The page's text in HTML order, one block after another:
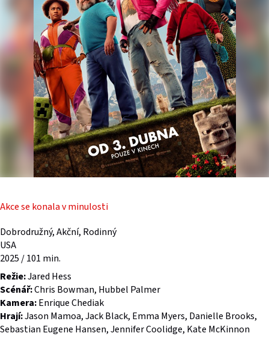
Akce se konala v minulosti
Dobrodružný, Akční, Rodinný
USA
2025 / 101 min.
Režie:Jared Hess
Scénář:Chris Bowman, Hubbel Palmer
Kamera:Enrique Chediak
Hrají:Jason Mamoa, Jack Black, Emma Myers, Danielle Brooks,
Sebastian Eugene Hansen, Jennifer Coolidge, Kate McKinnon